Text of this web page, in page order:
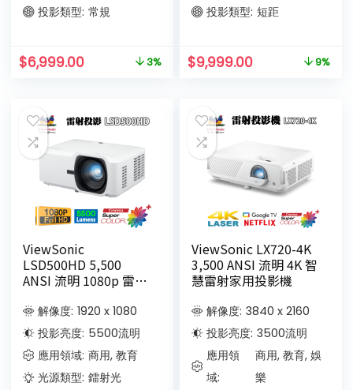
投影類型: 常規
$6,999.00 3%
投影類型: 短距
$9,999.00 9%
ViewSonic
LSD500HD 5,500
ANSI 流明 1080p 雷射
解像度: 1920 x 1080
投影亮度: 5500流明
應用領域: 商用, 教育
光源類型: 鐳射光
ViewSonic LX720-4K
3,500 ANSI 流明 4K 智
慧雷射家用投影機
解像度: 3840 x 2160
投影亮度: 3500流明
應用領
域:
商用, 教育, 娛
樂